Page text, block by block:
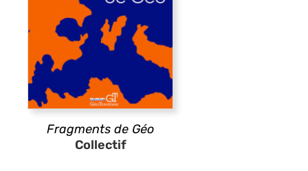
Fragments de Géo
Collectif